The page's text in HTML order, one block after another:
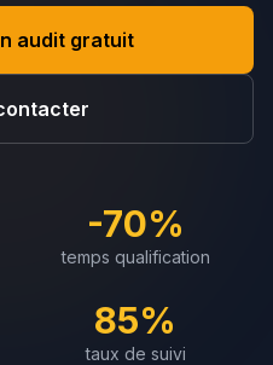
audit gratuit
-70%
temps qualification
85%
taux de suivi